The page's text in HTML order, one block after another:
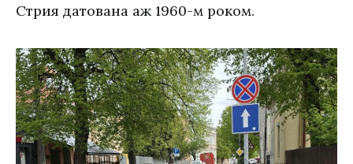
Стрия датована аж 1960-м роком.